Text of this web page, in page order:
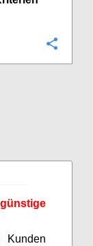
Kunden